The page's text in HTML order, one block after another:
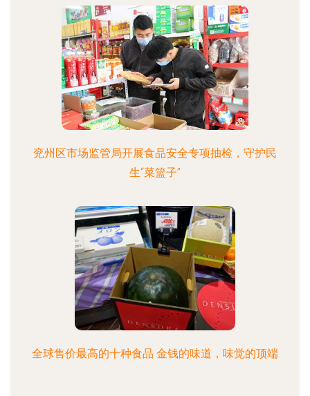
兖州区市场监管局开展食品安全专项抽检，守护民
生“菜篮子”
全球售价最高的十种食品 金钱的味道，味觉的顶端